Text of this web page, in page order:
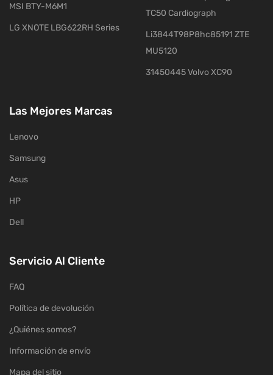
MSI BTY-M6M1
LG XNOTE LBG622RH Series
TC50 Cardiograph
Li3844T98P8hc85191 ZTE
MU5120
31450445 Volvo XC90
Las Mejores Marcas
Lenovo
Samsung
Asus
HP
Dell
Servicio Al Cliente
FAQ
Política de devolución
¿Quiénes somos?
Información de envío
Mapa del sitio